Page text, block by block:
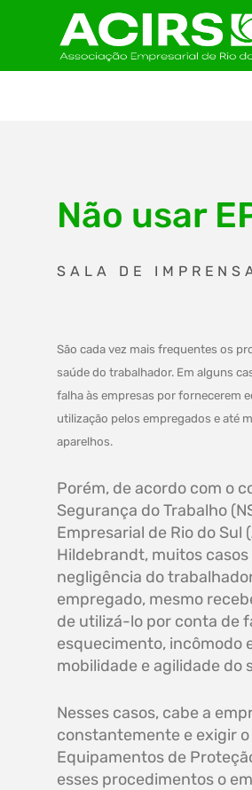
Não usar
SALA DE
São cada vez mais frequentes os
saúde do trabalhador. Em alguns
falha às empresas por fornecerem
utilização pelos empregados e até
aparelhos.
Porém, de acordo com o
Segurança do Trabalho
Empresarial de Rio do Sul
Hildebrandt, muitos
negligência do
empregado, mesmo
de utilizá-lo por conta de
esquecimento, incômodo
mobilidade e agilidade do
Nesses casos, cabe a
constantemente e exigir
Equipamentos de
esses procedimentos o